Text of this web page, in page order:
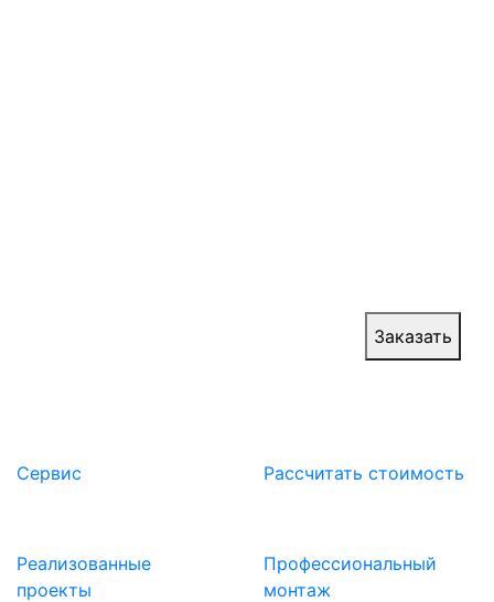
Заказать
Сервис Расcчитать стоимость
Реализованные
проекты
Профессиональный
монтаж